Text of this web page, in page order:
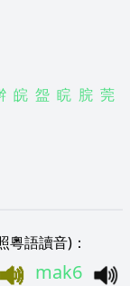
皖 盌 睆 脘 莞
粵語讀音)：
mak6